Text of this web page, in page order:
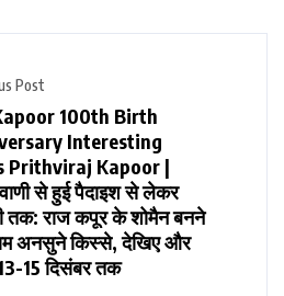
Post
100th Birth
Interesting
Prithviraj Kapoor |
से हुई पैदाइश से लेकर
तक: राज कपूर के शोमैन बनने
अनसुने किस्से, देखिए और
15 दिसंबर तक